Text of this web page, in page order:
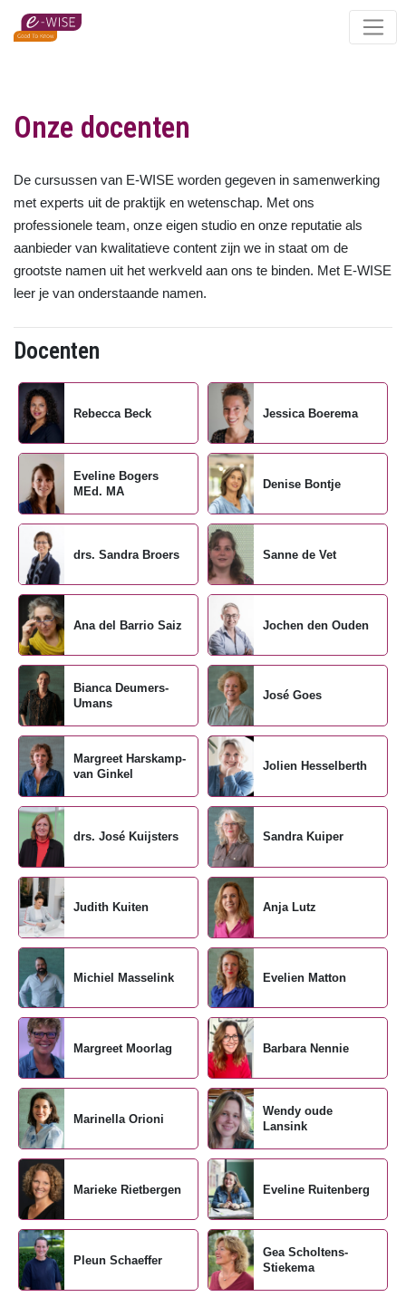
Skip
Onze docenten
De cursussen van E-WISE worden gegeven in samenwerking
met experts uit de praktijk en wetenschap. Met ons
professionele team, onze eigen studio en onze reputatie als
aanbieder van kwalitatieve content zijn we in staat om de
grootste namen uit het werkveld aan ons te binden. Met E-WISE
leer je van onderstaande namen.
Docenten
Rebecca Beck Jessica Boerema
Eveline Bogers
MEd. MA
Denise Bontje
drs. Sandra Broers Sanne de Vet
Ana del Barrio Saiz Jochen den Ouden
Bianca Deumers-
Umans
José Goes
Margreet Harskamp-
van Ginkel
Jolien Hesselberth
drs. José Kuijsters Sandra Kuiper
Judith Kuiten Anja Lutz
Michiel Masselink Evelien Matton
Margreet Moorlag Barbara Nennie
Marinella Orioni
Wendy oude
Lansink
Marieke Rietbergen Eveline Ruitenberg
Pleun Schaeffer
Gea Scholtens-
Stiekema